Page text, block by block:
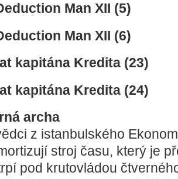
Man XII (5)
Man XII (6)
kapitána Kredita (23)
kapitána Kredita (24)
archa
z istanbulského
stroj času, který je
pod krutovládou